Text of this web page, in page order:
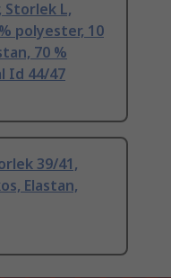
Storlek L,
polyester, 10
70 %
Id 44/47
39/41,
Elastan,